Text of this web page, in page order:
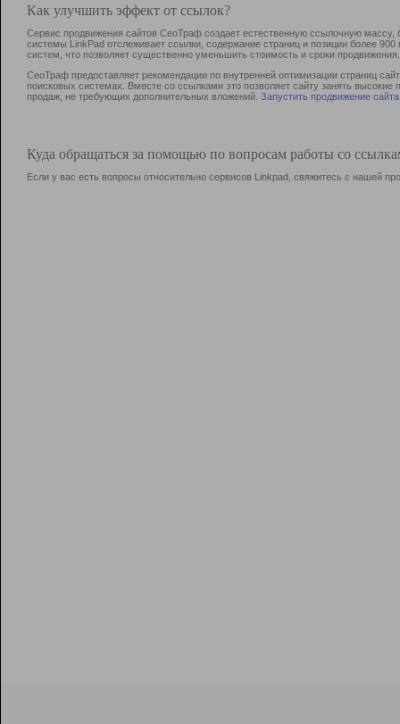
Как улучшить эффект от ссылок?
Сервис продвижения сайтов СеоТраф создает естественную ссылочную
системы LinkPad отслеживает ссылки, содержание страниц и позиции более
систем, что позволяет существенно уменьшить стоимость и сроки продвижения.
СеоТраф предоставляет рекомендации по внутренней оптимизации страниц
поисковых системах. Вместе со ссылками это позволяет сайту занять
продаж, не требующих дополнительных вложений. Запустить продвижение сайта
Куда обращаться за помощью по вопросам работы со
Если у вас есть вопросы относительно сервисов Linkpad, свяжитесь с нашей